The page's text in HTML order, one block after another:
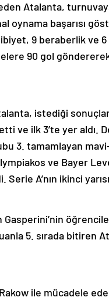
Atalanta,
oynama başarısı
9 beraberlik ve
90 gol
istediği
ve ilk 3’te yer aldı.
3. tamamlayan
ve Bayer
A’nın ikinci
Gasperini’nin
5. sırada bitiren
ile mücadele